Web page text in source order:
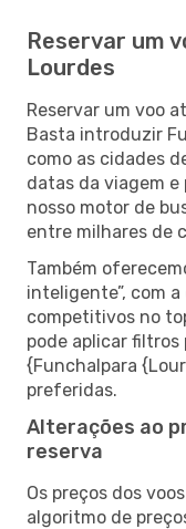
Reservar um
Lourdes
Reservar um voo
Basta introduzir
como as cidades
datas da viagem e
nosso motor de
entre milhares de
Também
inteligente”, com
competitivos no
pode aplicar filtros
{Funchalpara
preferidas.
Alterações ao
reserva
Os preços dos
algoritmo de